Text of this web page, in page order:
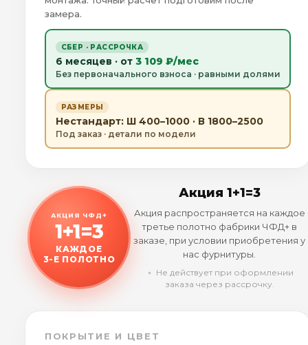
замера.
СБЕР · РАССРОЧКА
6 месяцев · от 3 109 ₽/мес
Без первоначального взноса · равными долями
РАЗМЕРЫ
Нестандарт: Ш 400–1000 · В 1800–2500
Под заказ · детали по модели
АКЦИЯ ЧФД+
1+1=3
КАЖДОЕ
3-Е ПОЛОТНО
Акция 1+1=3
Акция распространяется на каждое
третье полотно фабрики ЧФД+ в
заказе, при условии приобретения у
нас фурнитуры.
﹡ Не действует при оформлении
заказа через рассрочку.
ПОКРЫТИЕ И ЦВЕТ